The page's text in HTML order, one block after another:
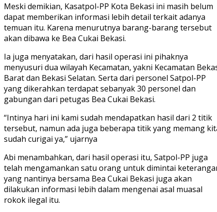
Meski demikian, Kasatpol-PP Kota Bekasi ini masih belum
dapat memberikan informasi lebih detail terkait adanya
temuan itu. Karena menurutnya barang-barang tersebut
akan dibawa ke Bea Cukai Bekasi.
Ia juga menyatakan, dari hasil operasi ini pihaknya
menyusuri dua wilayah Kecamatan, yakni Kecamatan
Barat dan Bekasi Selatan. Serta dari personel Satpol-PP
yang dikerahkan terdapat sebanyak 30 personel dan
gabungan dari petugas Bea Cukai Bekasi.
“Intinya hari ini kami sudah mendapatkan hasil dari 2 titik
tersebut, namun ada juga beberapa titik yang memang
sudah curigai ya,” ujarnya
Abi menambahkan, dari hasil operasi itu, Satpol-PP juga
telah mengamankan satu orang untuk dimintai
yang nantinya bersama Bea Cukai Bekasi juga akan
dilakukan informasi lebih dalam mengenai asal muasal
rokok ilegal itu.